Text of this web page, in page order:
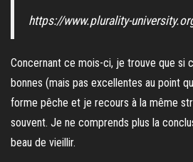
https://www.plurality-
Concernant ce mois-ci, je trouve que si
bonnes (mais pas excellentes au point
forme pêche et je recours à la même
souvent. Je ne comprends plus la
beau de vieillir.